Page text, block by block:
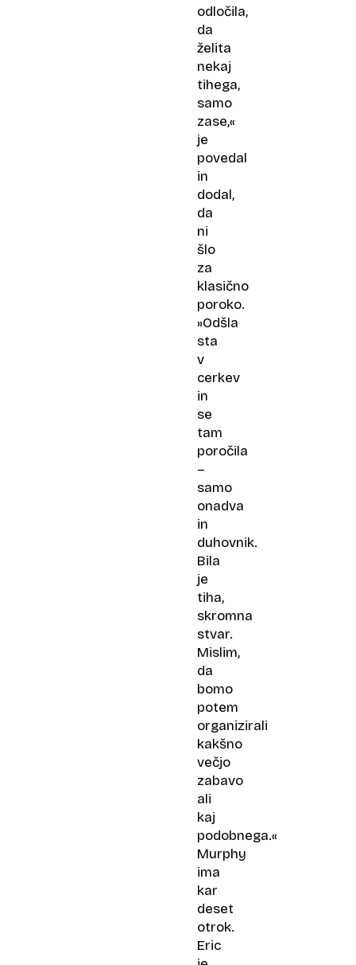
odločila,
da
želita
nekaj
tihega,
samo
zase,«
je
povedal
in
dodal,
da
ni
šlo
za
klasično
poroko.
»Odšla
sta
v
cerkev
in
se
tam
poročila
–
samo
onadva
in
duhovnik.
Bila
je
tiha,
skromna
stvar.
Mislim,
da
bomo
potem
organizirali
kakšno
večjo
zabavo
ali
kaj
podobnega.«
Murphy
ima
kar
deset
otrok.
Eric